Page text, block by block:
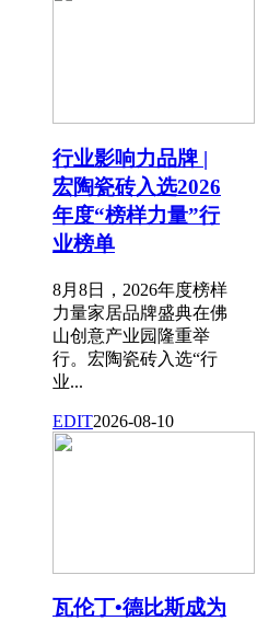
行业影响力品牌 |
宏陶瓷砖入选2026
年度“榜样力量”行
业榜单
8月8日，2026年度榜样
力量家居品牌盛典在佛
山创意产业园隆重举
行。宏陶瓷砖入选“行
业...
EDIT2026-08-10
瓦伦丁•德比斯成为